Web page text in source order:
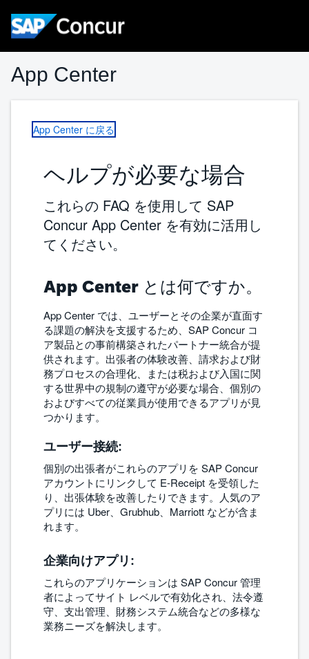
App Center
App Center に戻る
ヘルプが必要な場合
これらの FAQ を使用して SAP
Concur App Center を有効に活用し
てください。
App Center とは何ですか。
App Center では、ユーザーとその企業が直面す
る課題の解決を支援するため、SAP Concur コ
ア製品との事前構築されたパートナー統合が提
供されます。出張者の体験改善、請求および財
務プロセスの合理化、または税および入国に関
する世界中の規制の遵守が必要な場合、個別の
およびすべての従業員が使用できるアプリが見
つかります。
ユーザー接続:
個別の出張者がこれらのアプリを SAP Concur
アカウントにリンクして E-Receipt を受領した
り、出張体験を改善したりできます。人気のア
プリには Uber、Grubhub、Marriott などが含ま
れます。
企業向けアプリ :
これらのアプリケーションは SAP Concur 管理
者によってサイト レベルで有効化され、法令遵
守、支出管理、財務システム統合などの多様な
業務ニーズを解決します。